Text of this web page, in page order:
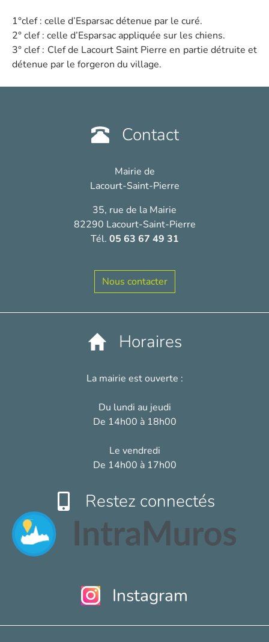
1°clef : celle d’Esparsac détenue par le curé.
2° clef : celle d’Esparsac appliquée sur les chiens.
3° clef : Clef de Lacourt Saint Pierre en partie détruite et
détenue par le forgeron du village.
Contact
Mairie de
Lacourt-Saint-Pierre
35, rue de la Mairie
82290 Lacourt-Saint-Pierre
Tél. 05 63 67 49 31
Nous contacter
Horaires
La mairie est ouverte :
Du lundi au jeudi
De 14h00 à 18h00
Le vendredi
De 14h00 à 17h00
Restez connectés
Instagram